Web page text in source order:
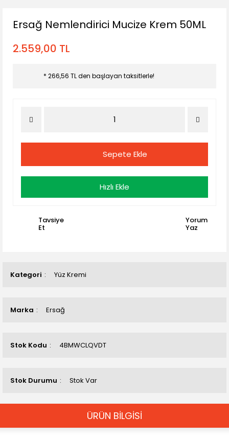
Kategori Yüz Kremi
Marka Ersağ
Stok Kodu 4BMWCLQVDT
Stok Durumu Stok Var
Ersağ Nemlendirici Mucize Krem 50ML
2.559,00 TL
* 266,56 TL den başlayan taksitlerle!
Sepete Ekle
Hızlı Ekle
Tavsiye
Et
Yorum
Yaz
ÜRÜN BİLGİSİ